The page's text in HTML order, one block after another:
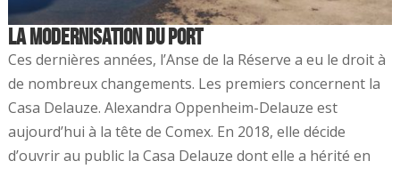
La modernisation du port
Ces dernières années, l’Anse de la Réserve a eu le droit à
de nombreux changements. Les premiers concernent la
Casa Delauze. Alexandra Oppenheim-Delauze est
aujourd’hui à la tête de Comex. En 2018, elle décide
d’ouvrir au public la Casa Delauze dont elle a hérité en